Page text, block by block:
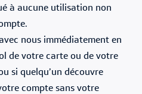
à aucune utilisation non
nous immédiatement en
de votre carte ou de votre
si quelqu’un découvre
compte sans votre